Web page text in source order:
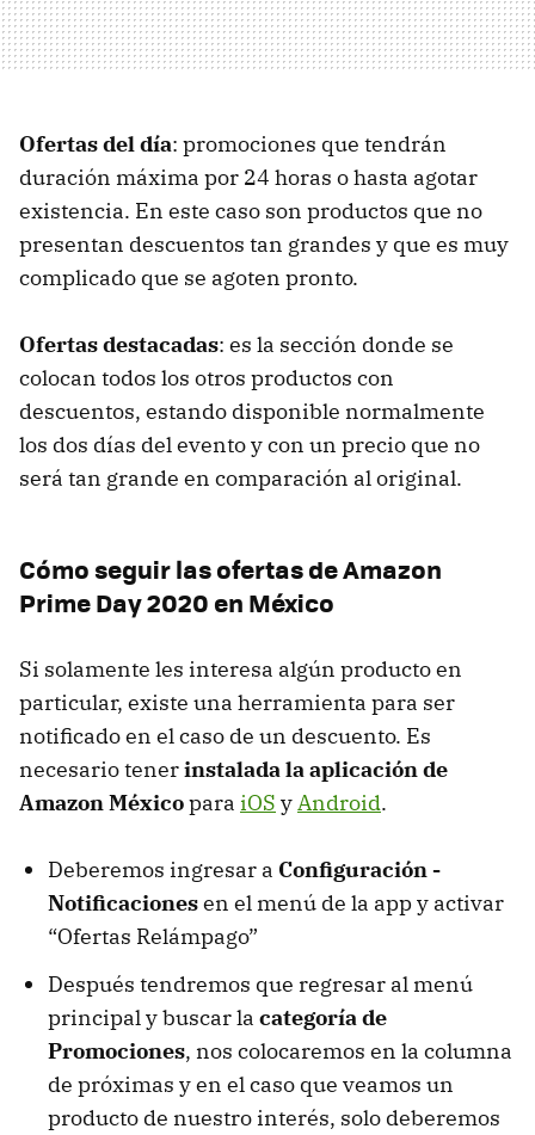
Ofertas del día: promociones que tendrán
duración máxima por 24 horas o hasta agotar
existencia. En este caso son productos que no
presentan descuentos tan grandes y que es muy
complicado que se agoten pronto.
Ofertas destacadas: es la sección donde se
colocan todos los otros productos con
descuentos, estando disponible normalmente
los dos días del evento y con un precio que no
será tan grande en comparación al original.
Cómo seguir las ofertas de Amazon
Prime Day 2020 en México
Si solamente les interesa algún producto en
particular, existe una herramienta para ser
notificado en el caso de un descuento. Es
necesario tenerinstalada la aplicación de
Amazon Méxicopara iOS yAndroid.
Deberemos ingresar a Configuración -
Notificacionesen el menú de la app y activar
“Ofertas Relámpago”
Después tendremos que regresar al menú
principal y buscar la categoría de
Promociones, nos colocaremos en la columna
de próximas y en el caso que veamos un
producto de nuestro interés, solo deberemos